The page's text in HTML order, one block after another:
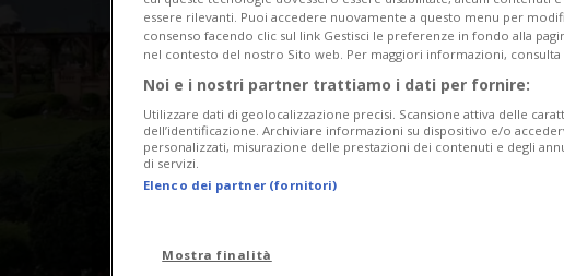
essere rilevanti. Puoi accedere nuovamente a questo menu per
consenso facendo clic sul link Gestisci le preferenze in fondo alla
nel contesto del nostro Sito web. Per maggiori informazioni, consulta
Noi e i nostri partner trattiamo i dati per fornire:
Utilizzare dati di geolocalizzazione precisi. Scansione attiva delle
dell’identificazione. Archiviare informazioni su dispositivo e/o
personalizzati, misurazione delle prestazioni dei contenuti e degli
di servizi.
Elenco dei partner (fornitori)
Mostra finalità